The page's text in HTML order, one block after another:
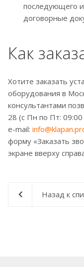
последующего
договорные
Как
Хотите заказать
оборудования в
консультантами
28 (с Пн по Пт:
e-mail:
форму «Заказать
экране вверху
Назад к